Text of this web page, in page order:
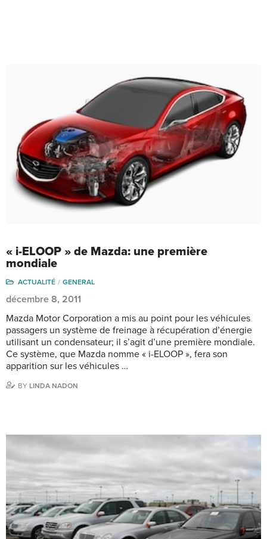
« i-ELOOP » de Mazda: une première
mondiale
ACTUALITÉ GENERAL
décembre 8, 2011
Mazda Motor Corporation a mis au point pour les véhicules
passagers un système de freinage à récupération d’énergie
utilisant un condensateur; il s’agit d’une première mondiale.
Ce système, que Mazda nomme « i-ELOOP », fera son
apparition sur les véhicules …
BY LINDA NADON